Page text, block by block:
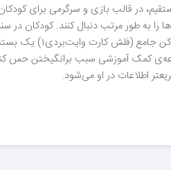
در قالب بازی و سرگرمی برای
را به طور مرتب دنبال کنند. کودکان
(فلش کارت وایت‌بردی۱) یک بسته‌ی
کمک آموزشی سبب برانگیختن حس
اطلاعات در او می‌شود.